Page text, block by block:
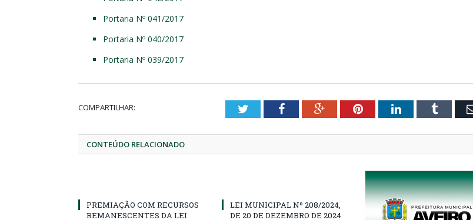
Portaria Nº 041/2017
Portaria Nº 040/2017
Portaria Nº 039/2017
COMPARTILHAR: TwitterFacebookGoogle+PinterestLinkedInTumblr
CONTEÚDO RELACIONADO
PREMIAÇÃO COM RECURSOS
REMANESCENTES DA LEI
LEI MUNICIPAL Nº 208/2024,
DE 20 DE DEZEMBRO DE 2024